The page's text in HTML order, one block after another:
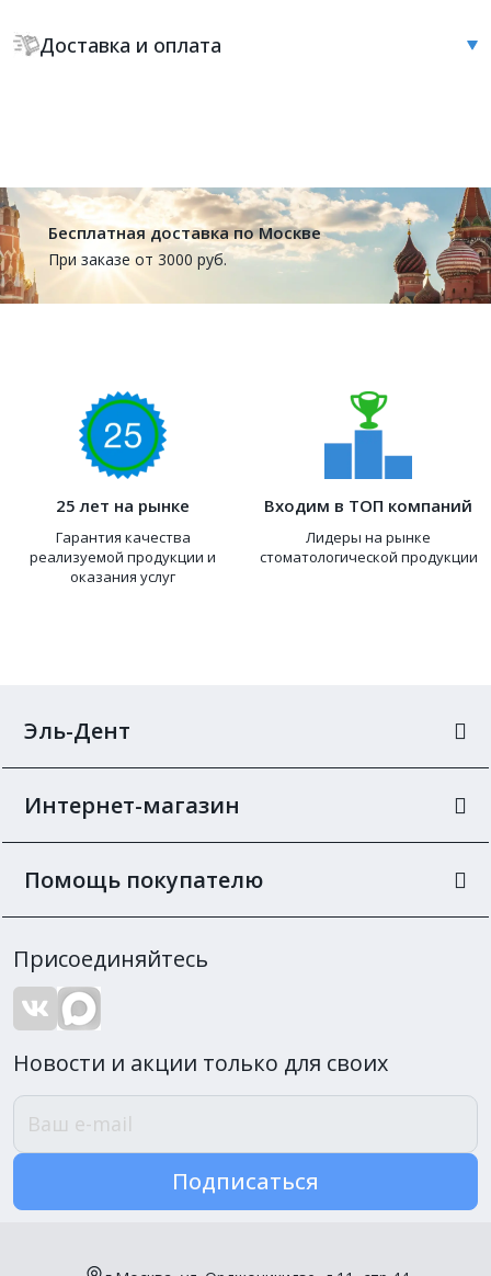
Доставка и оплата
Бесплатная доставка по Москве
При заказе от 3000 руб.
25 лет на рынке
Гарантия качества
реализуемой продукции и
оказания услуг
Входим в ТОП компаний
Лидеры на рынке
стоматологической продукции
Эль-Дент
Интернет-магазин
Помощь покупателю
Присоединяйтесь
Новости и акции только для своих
Подписаться